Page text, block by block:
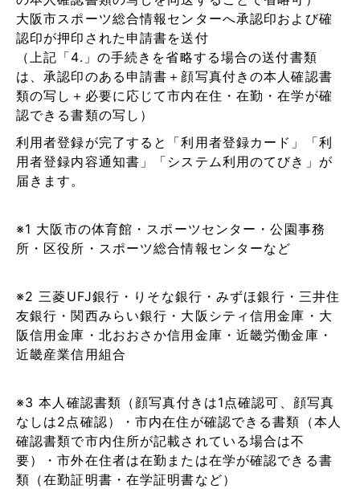
大阪市スポーツ総合情報センターへ承認印および確
認印が押印された申請書を送付
（上記「4.」の手続きを省略する場合の送付書類
は、承認印のある申請書＋顔写真付きの本人確認書
類の写し＋必要に応じて市内在住・在勤・在学が確
認できる書類の写し）
利用者登録が完了すると「利用者登録カード」「利
用者登録内容通知書」「システム利用のてびき」が
届きます。
※1 大阪市の体育館・スポーツセンター・公園事務
所・区役所・スポーツ総合情報センターなど
※2 三菱UFJ銀行・りそな銀行・みずほ銀行・三井住
友銀行・関西みらい銀行・大阪シティ信用金庫・大
阪信用金庫・北おおさか信用金庫・近畿労働金庫・
近畿産業信用組合
※3 本人確認書類（顔写真付きは1点確認可、顔写真
なしは2点確認）・市内在住が確認できる書類（本人
確認書類で市内住所が記載されている場合は不
要）・市外在住者は在勤または在学が確認できる書
類（在勤証明書・在学証明書など）